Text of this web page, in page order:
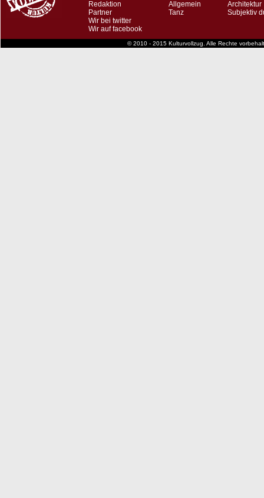
Redaktion
Partner
Wir bei twitter
Wir auf facebook
Allgemein
Tanz
Architektur
Subjektiv
© 2010 - 2015 Kulturvollzug. Alle Rechte